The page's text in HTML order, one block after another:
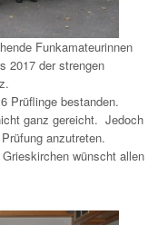
Funkamateurinnen
2017 der strengen
Prüflinge bestanden.
ganz gereicht. Jedoch
anzutreten.
wünscht allen